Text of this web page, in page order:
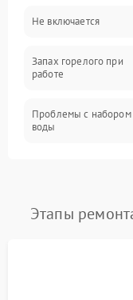
Не включается
Запах горелого при
работе
Проблемы с набором
воды
Замена платы
Этапы